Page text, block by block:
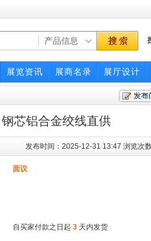
展览资讯 展商名录 展厅设计
芯铝合金绞线直供
发布时间：2025-12-31 13:47 浏览次
面议
自买家付款之日起 3 天内发货